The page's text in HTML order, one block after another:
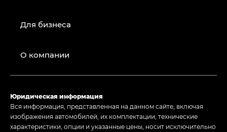
Для бизнеса
О компании
Юридическая информация
Вся информация, представленная на данном сайте, включая
изображения автомобилей, их комплектации, технические
характеристики, опции и указанные цены, носит исключительно